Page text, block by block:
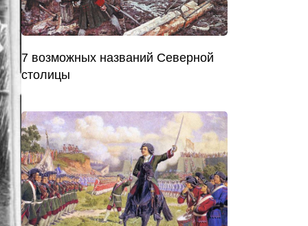
7 возможных названий Северной
столицы